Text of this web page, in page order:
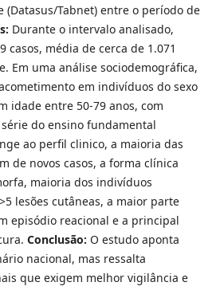
(Datasus/Tabnet) entre o período de
Durante o intervalo analisado,
casos, média de cerca de 1.071
Em uma análise sociodemográfica,
em indivíduos do sexo
idade entre 50-79 anos, com
série do ensino fundamental
ao perfil clinico, a maioria das
de novos casos, a forma clínica
maioria dos indivíduos
lesões cutâneas, a maior parte
episódio reacional e a principal
Conclusão: O estudo aponta
nacional, mas ressalta
que exigem melhor vigilância e